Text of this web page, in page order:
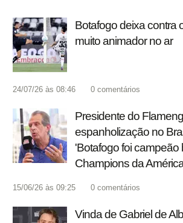
Botafogo deixa contra
muito animador no ar
24/07/26 às 08:46 0 comentários
Presidente do
espanholização no
'Botafogo foi campeão
Champions da
15/06/26 às 09:25 0 comentários
Vinda de Gabriel de